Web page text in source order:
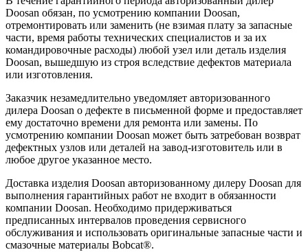
Doosan обязан, по усмотрению компании Doosan,
отремонтировать или заменить (не взимая плату за запасные
части, время работы технических специалистов и за их
командировочные расходы) любой узел или деталь изделия
Doosan, вышедшую из строя вследствие дефектов материала
или изготовления.
Заказчик незамедлительно уведомляет авторизованного
дилера Doosan о дефекте в письменной форме и предоставляет
ему достаточно времени для ремонта или замены. По
усмотрению компании Doosan может быть затребован возврат
дефектных узлов или деталей на завод-изготовитель или в
любое другое указанное место.
Доставка изделия Doosan авторизованному дилеру Doosan для
выполнения гарантийных работ не входит в обязанности
компании Doosan. Необходимо придерживаться
предписанных интервалов проведения сервисного
обслуживания и использовать оригинальные запасные части и
смазочные материалы Bobcat®.